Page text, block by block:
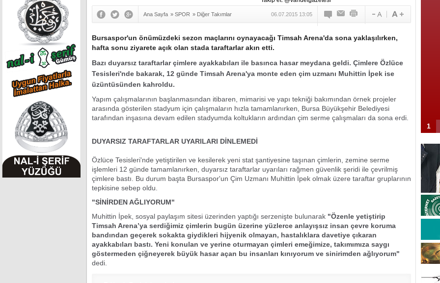
Ana Sayfa » SPOR » Diğer Takımlar 06.07.2015 13:05
Bursaspor'un önümüzdeki sezon maçlarını oynayacağı Timsah Arena'da sona yaklaşılırken,
hafta sonu ziyarete açık olan stada taraftarlar akın etti.
Bazı duyarsız taraftarlar çimlere ayakkabıları ile basınca hasar meydana geldi. Çimlere Özlüce
Tesisleri'nde bakarak, 12 günde Timsah Arena'ya monte eden çim uzmanı Muhittin İpek ise
üzüntüsünden kahroldu.
Yapım çalışmalarının başlanmasından itibaren, mimarisi ve yapı tekniği bakımından örnek projeler
arasında gösterilen stadyum için çalışmaların hızla tamamlanırken, Bursa Büyükşehir Belediyesi
tarafından inşasına devam edilen stadyumda koltukların ardından çim serme çalışmaları da sona erdi.
DUYARSIZ TARAFTARLAR UYARILARI DİNLEMEDİ
Özlüce Tesisleri'nde yetiştirilen ve kesilerek yeni stat şantiyesine taşınan çimlerin, zemine serme
işlemleri 12 günde tamamlanırken, duyarsız taraftarlar uyarıları rağmen güvenlik şeridi ile çevrilmiş
çimlere bastı. Bu durum başta Bursaspor'un Çim Uzmanı Muhittin İpek olmak üzere taraftar gruplarının
tepkisine sebep oldu.
"SİNİRDEN AĞLIYORUM"
Muhittin İpek, sosyal paylaşım sitesi üzerinden yaptığı serzenişte bulunarak "Özenle yetiştirip
Timsah Arena’ya serdiğimiz çimlerin bugün üzerine yüzlerce anlayışsız insan çevre koruma
bandından geçerek sokakta giydikleri hijyenik olmayan, hastalıklara davetiye çıkaran
ayakkabıları bastı. Yeni konulan ve yerine oturmayan çimleri emeğimize, takımımıza saygı
göstermeden çiğneyerek büyük hasar açan bu insanları kınıyorum ve sinirimden ağlıyorum"
dedi.
1